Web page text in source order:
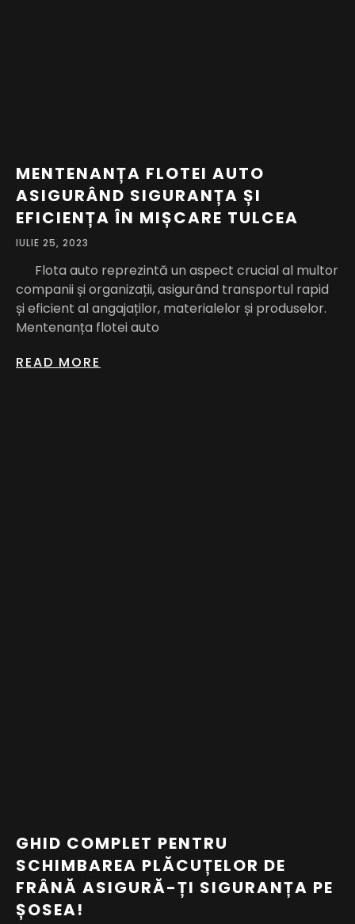
MENTENANȚA FLOTEI AUTO
ASIGURÂND SIGURANȚA ȘI
EFICIENȚA ÎN MIȘCARE TULCEA
IULIE 25, 2023
Flota auto reprezintă un aspect crucial al multor
companii și organizații, asigurând transportul rapid
și eficient al angajaților, materialelor și produselor.
Mentenanța flotei auto
READ MORE
GHID COMPLET PENTRU
SCHIMBAREA PLĂCUȚELOR DE
FRÂNĂ ASIGURĂ-ȚI SIGURANȚA PE
ȘOSEA!